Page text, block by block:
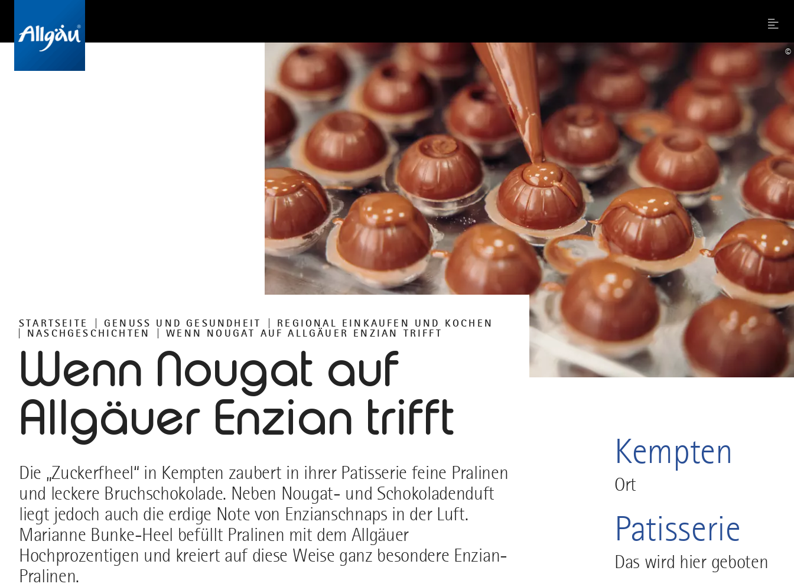
Menu
©
STARTSEITE GENUSS UND GESUNDHEIT
REGIONAL EINKAUFEN UND KOCHEN
NASCHGESCHICHTEN
WENN NOUGAT AUF ALLGÄUER ENZIAN TRIFFT
Wenn Nougat auf
Allgäuer Enzian trifft
Die „Zuckerfheel“ in Kempten zaubert in ihrer Patisserie feine Pralinen
und leckere Bruchschokolade. Neben Nougat- und Schokoladenduft
liegt jedoch auch die erdige Note von Enzianschnaps in der Luft.
Marianne Bunke-Heel befüllt Pralinen mit dem Allgäuer
Hochprozentigen und kreiert auf diese Weise ganz besondere Enzian-
Pralinen.
Kempten
Ort
Patisserie
Das wird hier geboten